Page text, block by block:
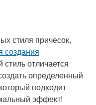
стиля причесок,
создания
отличается
определенный
подходит
эффект!